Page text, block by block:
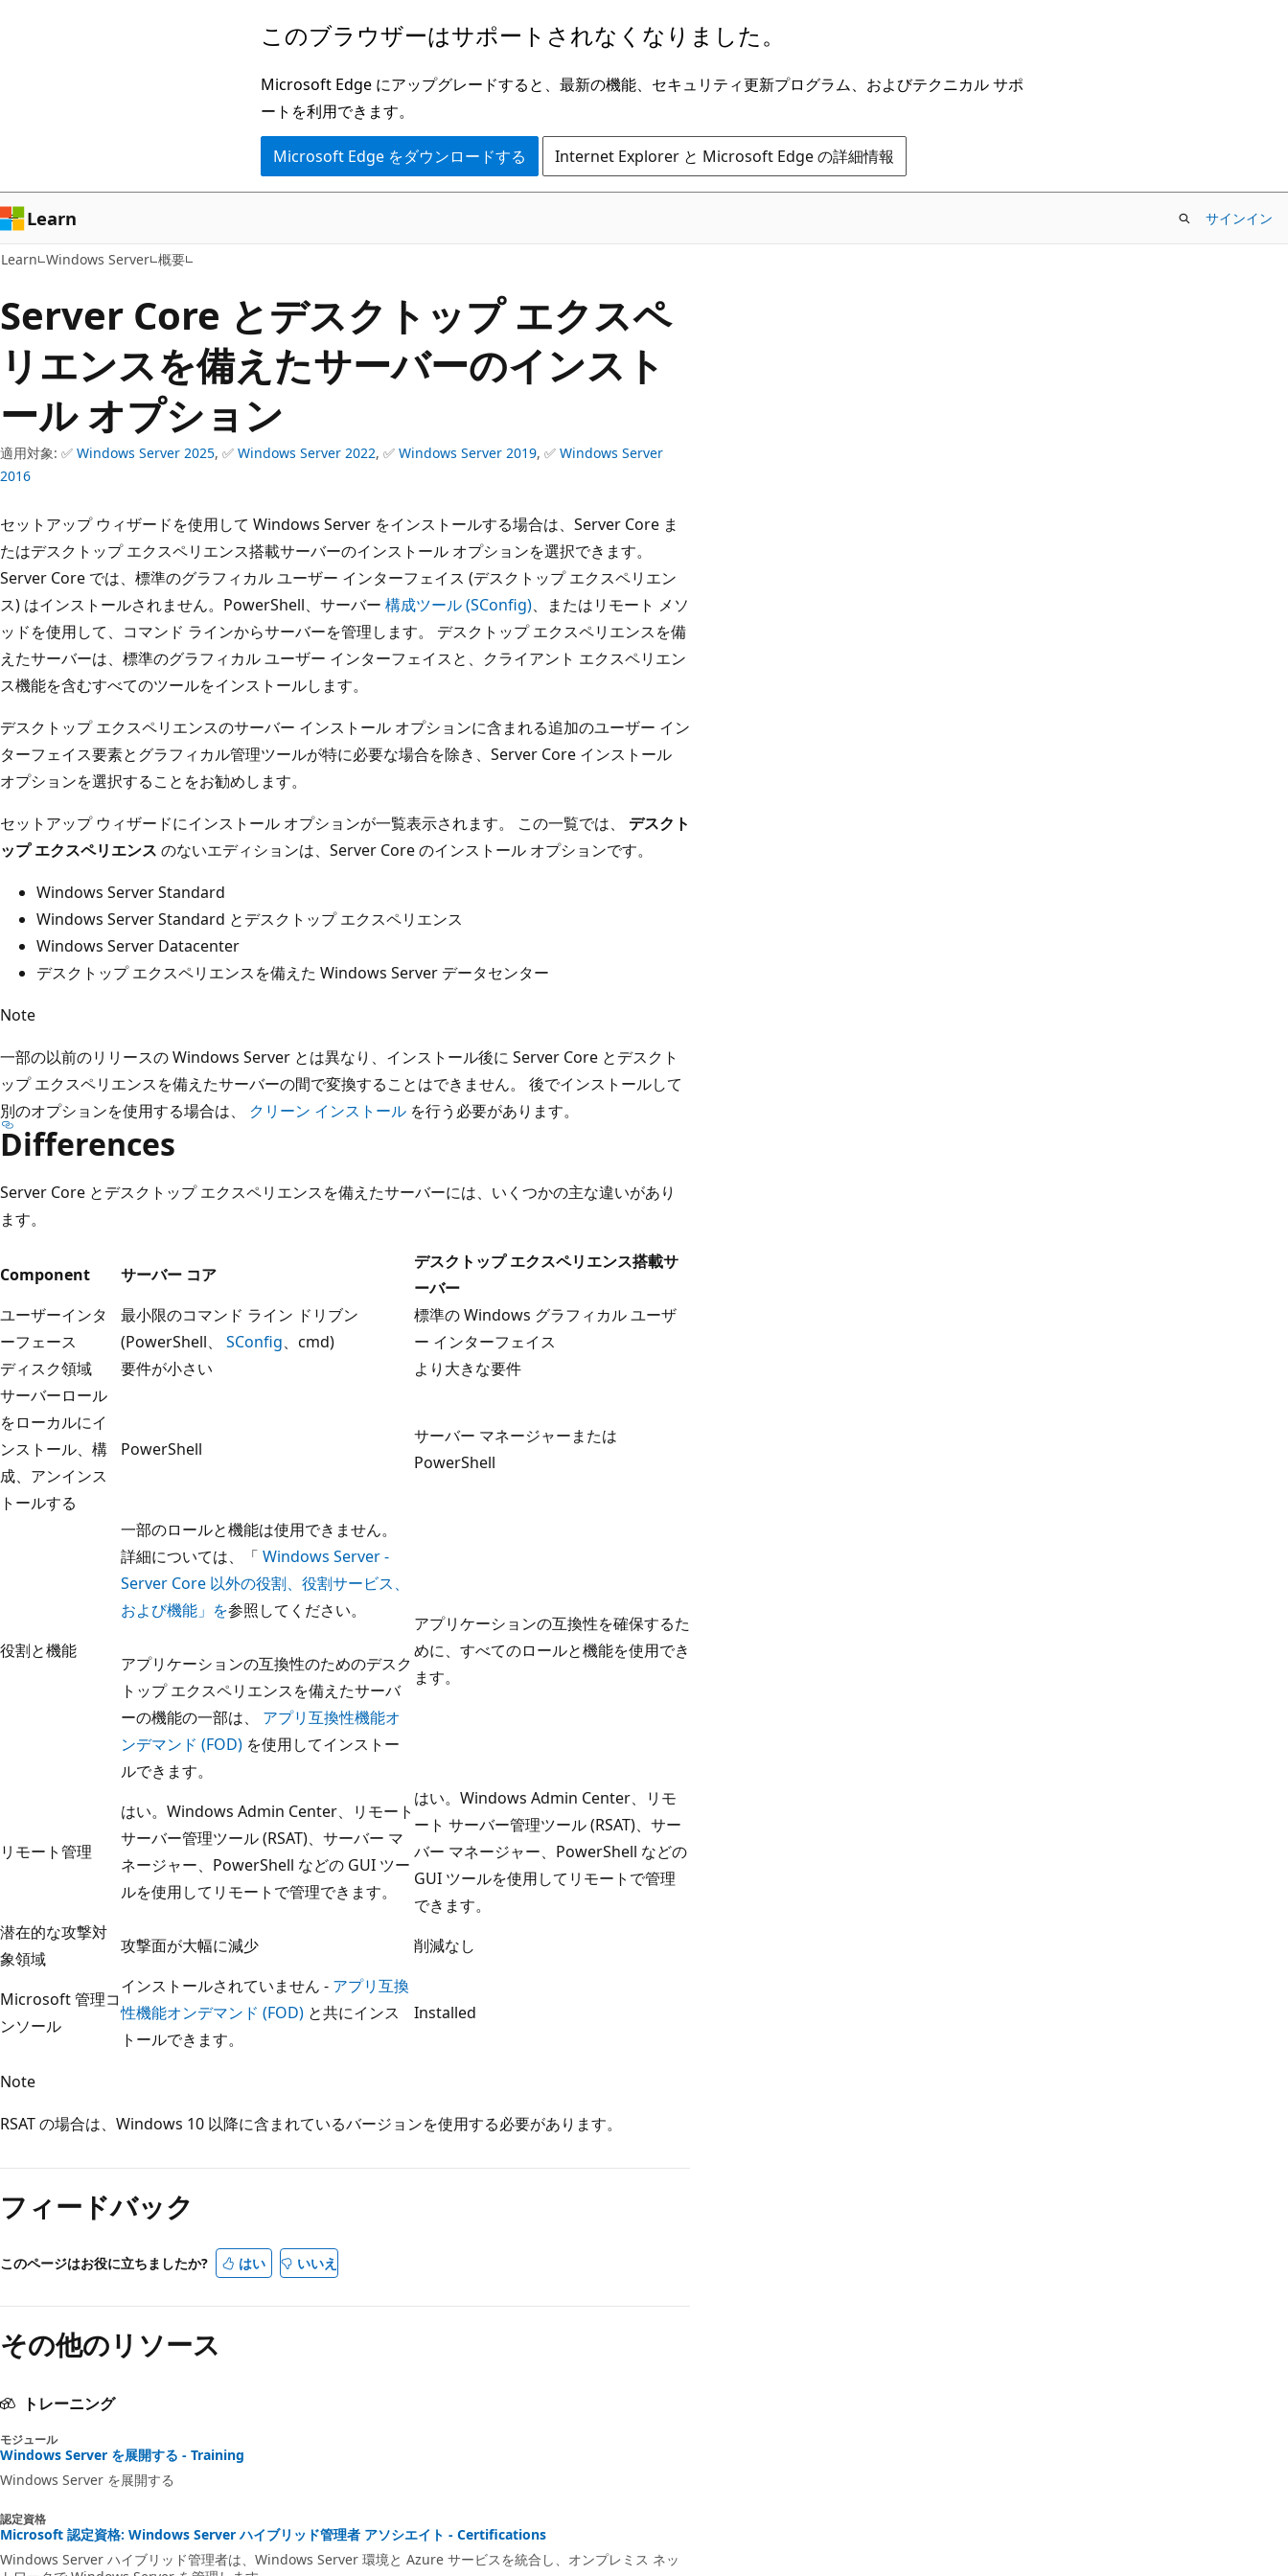
ン
ツ
に
ス
ッ
プ
このブラウザーはサポートされなくなりました。
Microsoft Edge にアップグレードすると、最新の機能、セキュリティ更新プログラム、およびテクニカル サポ
ートを利用できます。
Microsoft Edge をダウンロードする Internet Explorer と Microsoft Edge の詳細情報
Learn サインイン
Learn Windows Server 概要
Server Core とデスクトップ エクスペ
リエンスを備えたサーバーのインスト
ール オプション
適用対象: ✅ Windows Server 2025, ✅ Windows Server 2022, ✅ Windows Server 2019, ✅ Windows Server
2016
セットアップ ウィザードを使用して Windows Server をインストールする場合は、Server Core ま
たはデスクトップ エクスペリエンス搭載サーバーのインストール オプションを選択できます。
Server Core では、標準のグラフィカル ユーザー インターフェイス (デスクトップ エクスペリエン
ス) はインストールされません。PowerShell、サーバー 構成ツール (SConfig)、またはリモート メソ
ッドを使用して、コマンド ラインからサーバーを管理します。 デスクトップ エクスペリエンスを備
えたサーバーは、標準のグラフィカル ユーザー インターフェイスと、クライアント エクスペリエン
ス機能を含むすべてのツールをインストールします。
デスクトップ エクスペリエンスのサーバー インストール オプションに含まれる追加のユーザー イン
ターフェイス要素とグラフィカル管理ツールが特に必要な場合を除き、Server Core インストール
オプションを選択することをお勧めします。
セットアップ ウィザードにインストール オプションが一覧表示されます。 この一覧では、 デスクト
ップ エクスペリエンス のないエディションは、Server Core のインストール オプションです。
Windows Server Standard
Windows Server Standard とデスクトップ エクスペリエンス
Windows Server Datacenter
デスクトップ エクスペリエンスを備えた Windows Server データセンター
Note
一部の以前のリリースの Windows Server とは異なり、インストール後に Server Core とデスクト
ップ エクスペリエンスを備えたサーバーの間で変換することはできません。 後でインストールして
別のオプションを使用する場合は、 クリーン インストール を行う必要があります。
Differences
Server Core とデスクトップ エクスペリエンスを備えたサーバーには、いくつかの主な違いがあり
ます。
Component サーバー コア
デスクトップ エクスペリエンス搭載サ
ーバー
ユーザーインタ
ーフェース
最小限のコマンド ライン ドリブン
(PowerShell、 SConfig、cmd)
標準の Windows グラフィカル ユーザ
ー インターフェイス
ディスク領域
要件が小さい
より大きな要件
サーバーロール
をローカルにイ
ンストール、構
成、アンインス
トールする
PowerShell
サーバー マネージャーまたは
PowerShell
役割と機能
一部のロールと機能は使用できません。
詳細については、「 Windows Server -
Server Core 以外の役割、役割サービス、
および機能」を参照してください。
アプリケーションの互換性のためのデスク
トップ エクスペリエンスを備えたサーバ
ーの機能の一部は、 アプリ互換性機能オ
ンデマンド (FOD) を使用してインストー
ルできます。
アプリケーションの互換性を確保するた
めに、すべてのロールと機能を使用でき
ます。
リモート管理
はい。Windows Admin Center、リモート
サーバー管理ツール (RSAT)、サーバー マ
ネージャー、PowerShell などの GUI ツー
ルを使用してリモートで管理できます。
はい。Windows Admin Center、リモ
ート サーバー管理ツール (RSAT)、サー
バー マネージャー、PowerShell などの
GUI ツールを使用してリモートで管理
できます。
潜在的な攻撃対
象領域
攻撃面が大幅に減少 削減なし
Microsoft 管理コ
ンソール
インストールされていません - アプリ互換
性機能オンデマンド (FOD) と共にインス
トールできます。
Installed
Note
RSAT の場合は、Windows 10 以降に含まれているバージョンを使用する必要があります。
み
取
モ
ド
が
無
フィードバック
このページはお役に立ちましたか? はい いいえ
その他のリソース
トレーニング
モジュール
Windows Server を展開する - Training
Windows Server を展開する
認定資格
Microsoft 認定資格: Windows Server ハイブリッド管理者 アソシエイト - Certifications
Windows Server ハイブリッド管理者は、Windows Server 環境と Azure サービスを統合し、オンプレミス ネッ